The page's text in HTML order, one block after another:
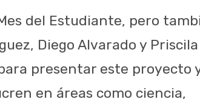
del Estudiante, pero
Diego Alvarado y
presentar este proyecto
en áreas como ciencia,